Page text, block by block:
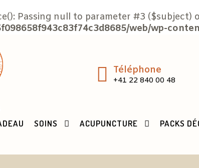
Passing null to parameter #3
web/wp-
Téléphone
+41 22 840 00 48
SOINS ACUPUNCTURE PACKS